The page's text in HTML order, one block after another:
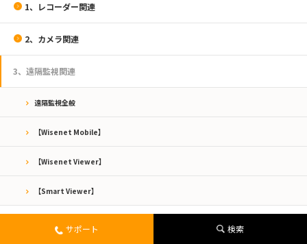
1、レコーダー関連
2、カメラ関連
3、遠隔監視関連
遠隔監視全般
【Wisenet Mobile】
【Wisenet Viewer】
【Smart Viewer】
サポート 検索